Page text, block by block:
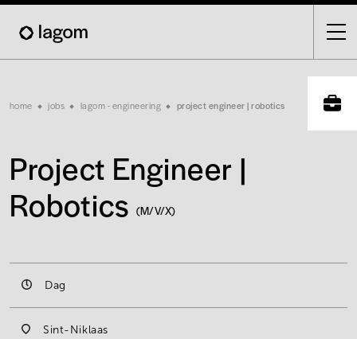
Skip
main
Breadcrumb
home jobs lagom - engineering project engineer | robotics
Project Engineer |
Robotics (M/V/X)
Dag
Sint-Niklaas